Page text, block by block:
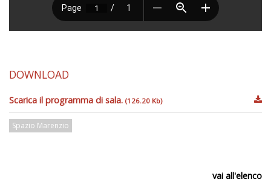
DOWNLOAD
Scarica il programma di sala. (126.20 Kb)
Spazio Marenzio
vai all'elenco